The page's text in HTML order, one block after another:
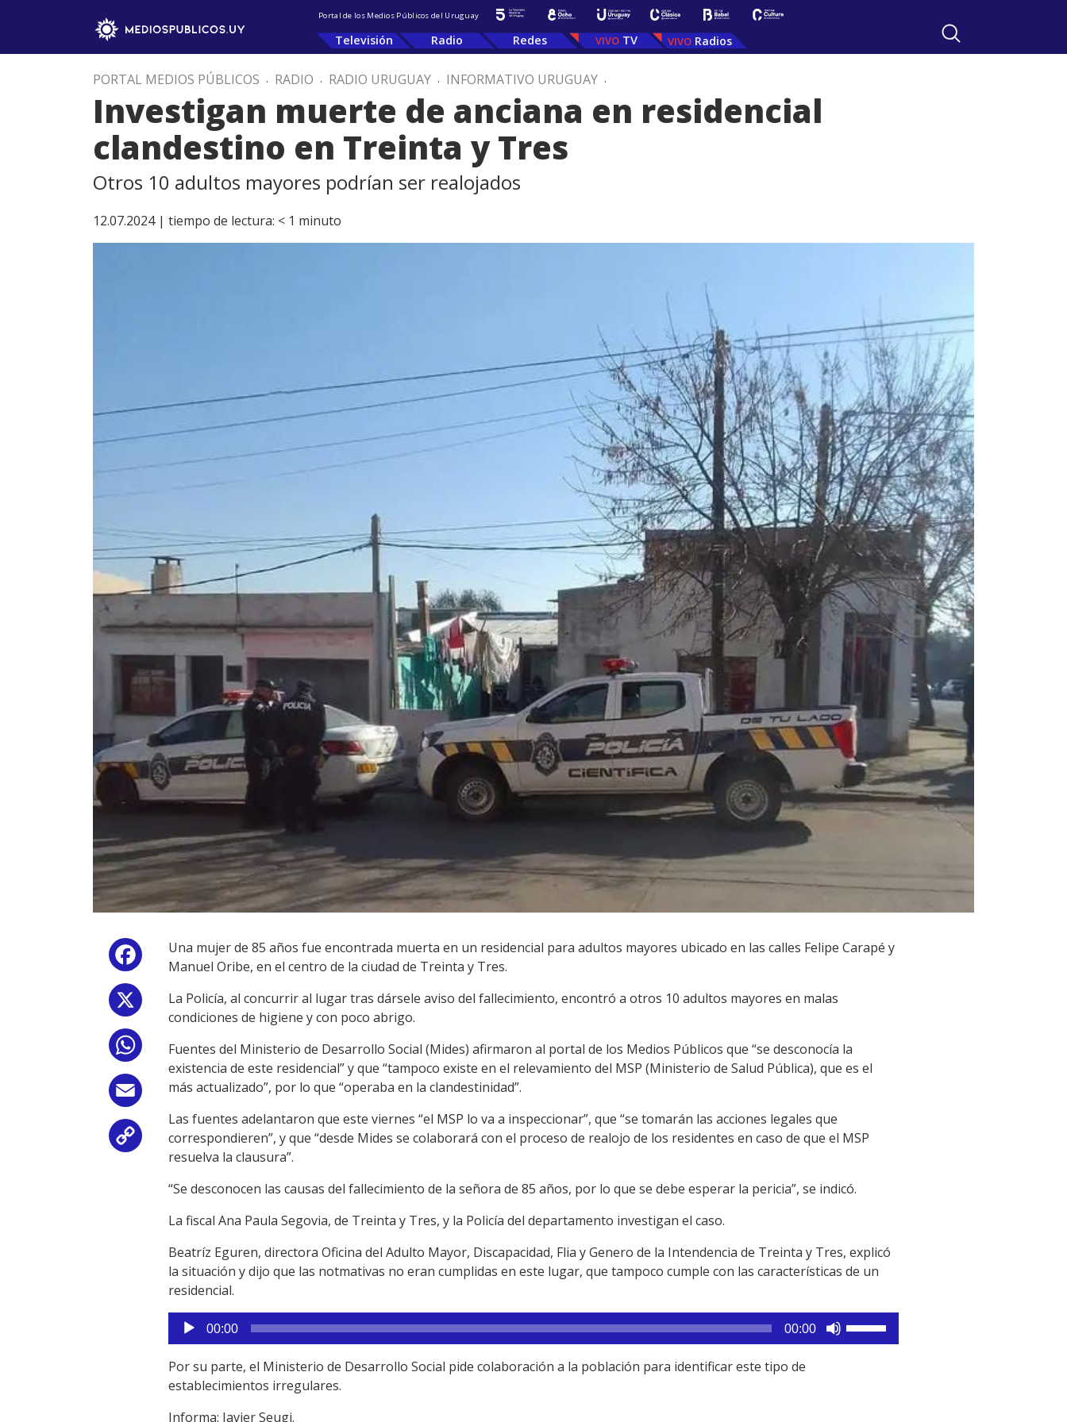
Portal de los Medios Públicos del Uruguay
Televisión Radio Redes TV Radios
PORTAL MEDIOS PÚBLICOS . RADIO . RADIO URUGUAY . INFORMATIVO URUGUAY .
Investigan muerte de anciana en residencial
clandestino en Treinta y Tres
Otros 10 adultos mayores podrían ser realojados
12.07.2024 | tiempo de lectura: < 1 minuto
Facebook
WhatsApp
Email
Copy
Una mujer de 85 años fue encontrada muerta en un residencial para adultos mayores ubicado en las calles Felipe Carapé y
Manuel Oribe, en el centro de la ciudad de Treinta y Tres.
La Policía, al concurrir al lugar tras dársele aviso del fallecimiento, encontró a otros 10 adultos mayores en malas
condiciones de higiene y con poco abrigo.
Fuentes del Ministerio de Desarrollo Social (Mides) afirmaron al portal de los Medios Públicos que “se desconocía la
existencia de este residencial” y que “tampoco existe en el relevamiento del MSP (Ministerio de Salud Pública), que es el
más actualizado”, por lo que “operaba en la clandestinidad”.
Las fuentes adelantaron que este viernes “el MSP lo va a inspeccionar”, que “se tomarán las acciones legales que
correspondieren”, y que “desde Mides se colaborará con el proceso de realojo de los residentes en caso de que el MSP
resuelva la clausura”.
“Se desconocen las causas del fallecimiento de la señora de 85 años, por lo que se debe esperar la pericia”, se indicó.
La fiscal Ana Paula Segovia, de Treinta y Tres, y la Policía del departamento investigan el caso.
Beatríz Eguren, directora Oficina del Adulto Mayor, Discapacidad, Flia y Genero de la Intendencia de Treinta y Tres, explicó
la situación y dijo que las notmativas no eran cumplidas en este lugar, que tampoco cumple con las características de un
residencial.
Reproductor
de
audio
00:00 00:00
Por su parte, el Ministerio de Desarrollo Social pide colaboración a la población para identificar este tipo de
establecimientos irregulares.
Informa: Javier Seugi.